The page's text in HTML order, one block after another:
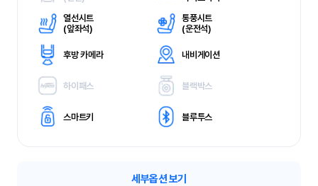
열선시트
(앞좌석)
통풍시트
(운전석)
후방 카메라 내비게이션
하이패스 블랙박스
스마트키 블루투스
세부옵션 보기